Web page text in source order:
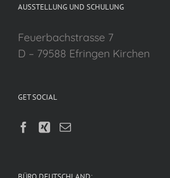
AUSSTELLUNG UND SCHULUNG
Feuerbachstrasse 7
D – 79588 Efringen Kirchen
GET SOCIAL